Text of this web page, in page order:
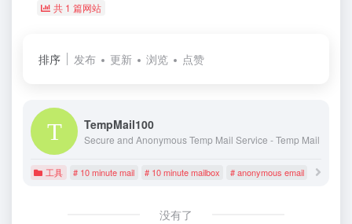
共 1 篇网站
排序 发布 更新 浏览 点赞
TempMail100
Secure and Anonymous Temp Mail Service - Temp Mail
工具 # 10 minute mail # 10 minute mailbox # anonymous email
没有了